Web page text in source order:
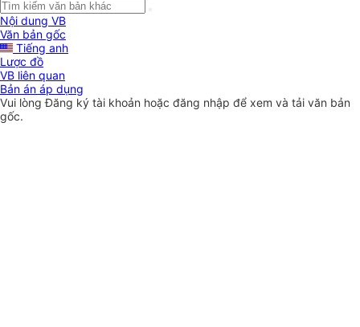
Nội dung VB
Văn bản gốc
Tiếng anh
Lược đồ
VB liên quan
Bản án áp dụng
Vui lòngĐăng ký tài khoản hoặc đăng nhập để xem và tải văn bản
gốc.